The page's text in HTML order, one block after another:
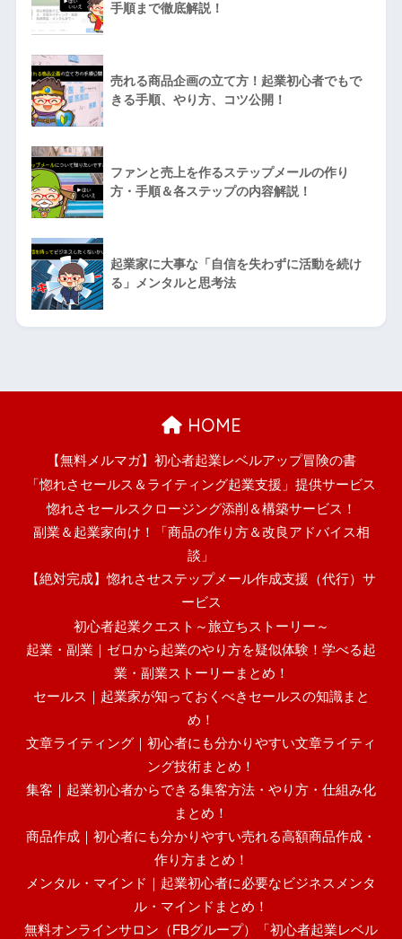
手順まで徹底解説！
売れる商品企画の立て方！起業初心者でもで
きる手順、やり方、コツ公開！
ファンと売上を作るステップメールの作り
方・手順＆各ステップの内容解説！
起業家に大事な「自信を失わずに活動を続け
る」メンタルと思考法
HOME
【無料メルマガ】初心者起業レベルアップ冒険の書
「惚れさセールス＆ライティング起業支援」提供サービス
惚れさセールスクロージング添削＆構築サービス！
副業＆起業家向け！「商品の作り方＆改良アドバイス相
談」
【絶対完成】惚れさせステップメール作成支援（代行）サ
ービス
初心者起業クエスト～旅立ちストーリー～
起業・副業｜ゼロから起業のやり方を疑似体験！学べる起
業・副業ストーリーまとめ！
セールス｜起業家が知っておくべきセールスの知識まと
め！
文章ライティング｜初心者にも分かりやすい文章ライティ
ング技術まとめ！
集客｜起業初心者からできる集客方法・やり方・仕組み化
まとめ！
商品作成｜初心者にも分かりやすい売れる高額商品作成・
作り方まとめ！
メンタル・マインド｜起業初心者に必要なビジネスメンタ
ル・マインドまとめ！
無料オンラインサロン（FBグループ）「初心者起業レベル